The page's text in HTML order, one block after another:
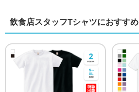
飲食店スタッフTシャツにおすすめ